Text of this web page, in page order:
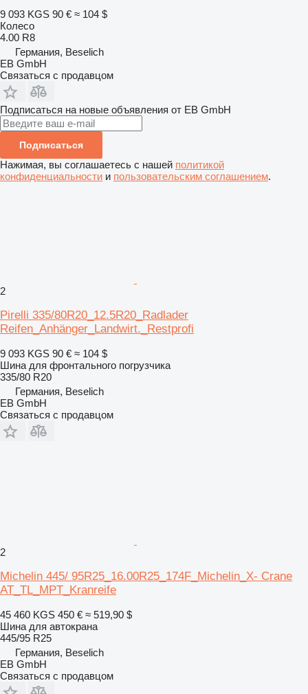
9 093 KGS 90 € ≈ 104 $
Колесо
4.00 R8
Германия, Beselich
EB GmbH
Связаться с продавцом
Подписаться на новые объявления от EB GmbH
Подписаться
Нажимая, вы соглашаетесь с нашей политикой
конфиденциальности и пользовательским соглашением.
2
Pirelli 335/80R20_12.5R20_Radlader
Reifen_Anhänger_Landwirt._Restprofi
9 093 KGS 90 € ≈ 104 $
Шина для фронтального погрузчика
335/80 R20
Германия, Beselich
EB GmbH
Связаться с продавцом
2
Michelin 445/ 95R25_16.00R25_174F_Michelin_X- Crane
AT_TL_MPT_Kranreife
45 460 KGS 450 € ≈ 519,90 $
Шина для автокрана
445/95 R25
Германия, Beselich
EB GmbH
Связаться с продавцом